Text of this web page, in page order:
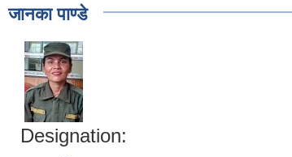
जानका पाण्डे
Designation: